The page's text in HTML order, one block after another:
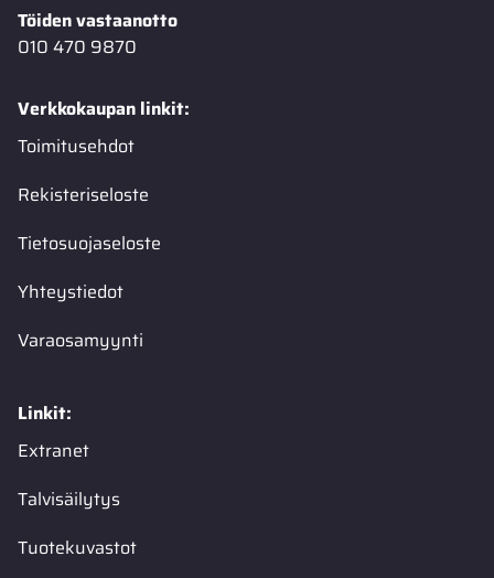
Töiden vastaanotto
010 470 9870
Verkkokaupan linkit:
Toimitusehdot
Rekisteriseloste
Tietosuojaseloste
Yhteystiedot
Varaosamyynti
Linkit:
Extranet
Talvisäilytys
Tuotekuvastot